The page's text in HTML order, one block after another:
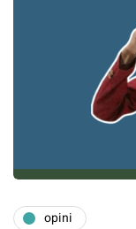
opini